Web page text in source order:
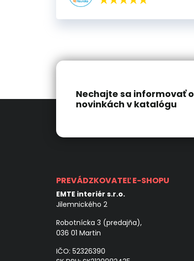
Nechajte sa informovať o
novinkách v katalógu
PREVÁDZKOVATEĽ E-SHOPU
EMTE interiér s.r.o.
Jilemnického 2
Robotnícka 3 (predajňa),
036 01 Martin
IČO: 52326390